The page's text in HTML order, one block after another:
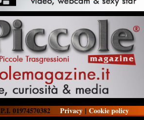
P.I. 01974570382 Privacy | Cookie policy